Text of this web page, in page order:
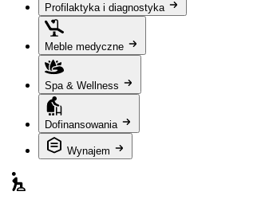
Profilaktyka i diagnostyka
Meble medyczne
Spa & Wellness
Dofinansowania
Wynajem